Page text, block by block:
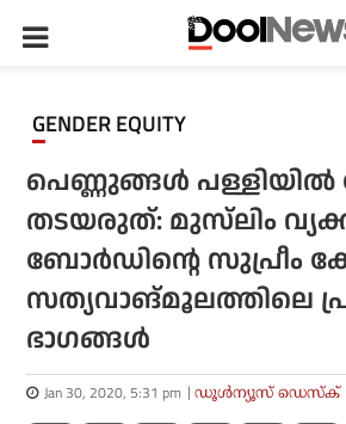
GENDER EQUITY
പെണ്ണുങ്ങൾ
തടയരുത്: മുസ്‌ലിം
ബോർഡിന്റെ സുപ്രീം
സത്യവാങ്മൂലത്തിലെ
ഭാഗങ്ങൾ
Jan 30, 2020, 5:31 pm ഡൂള്‍ന്യൂസ് ഡെസ്‌ക്